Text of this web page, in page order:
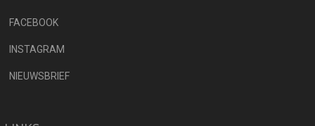
FACEBOOK
INSTAGRAM
NIEUWSBRIEF